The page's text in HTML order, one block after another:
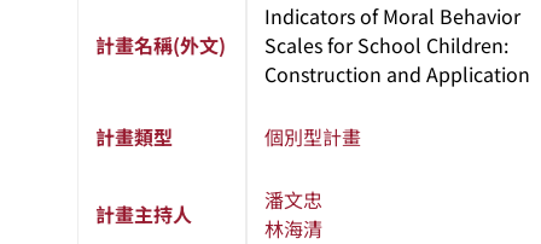
計畫名稱(外文)
Indicators of Moral Behavior
Scales for School Children:
Construction and Application
計畫類型 個別型計畫
計畫主持人
潘文忠
林海清